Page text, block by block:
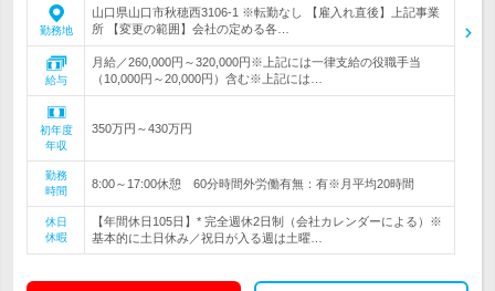
勤務地
山口県山口市秋穂西3106-1 ※転勤なし 【雇入れ直後】上記事業
所 【変更の範囲】会社の定める各…
給与
月給／260,000円～320,000円※上記には一律支給の役職手当
（10,000円～20,000円）含む※上記には…
初年度
年収
350万円～430万円
勤務
時間
8:00～17:00休憩 60分時間外労働有無：有※月平均20時間
休日
休暇
【年間休日105日】* 完全週休2日制（会社カレンダーによる）※
基本的に土日休み／祝日が入る週は土曜…